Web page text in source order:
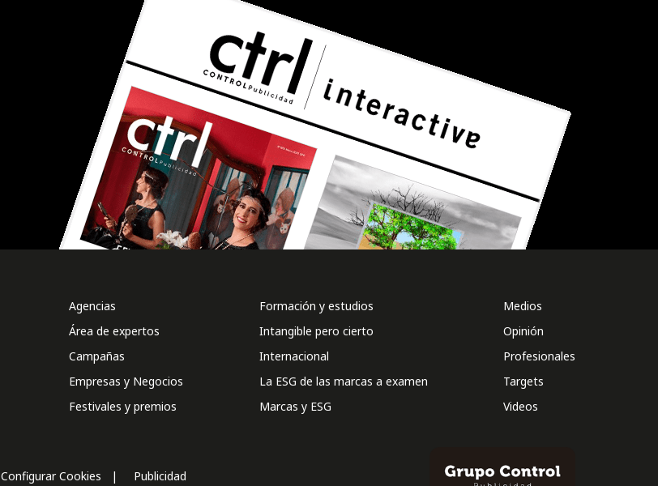
Agencias
Área de expertos
Campañas
Empresas y Negocios
Festivales y premios
Formación y estudios
Intangible pero cierto
Internacional
La ESG de las marcas a examen
Marcas y ESG
Medios
Opinión
Profesionales
Targets
Videos
Configurar Cookies Publicidad